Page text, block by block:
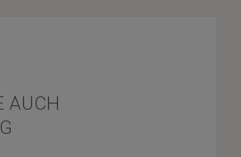
AUCH